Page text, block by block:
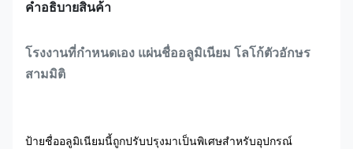
คําอธิบายสินค้า
โรงงานที่กําหนดเอง แผ่นชื่ออลูมิเนียม โลโก้ตัวอักษร
สามมิติ
ป้ายชื่ออลูมิเนียมนี้ถูกปรับปรุงมาเป็นพิเศษสําหรับอุปกรณ์